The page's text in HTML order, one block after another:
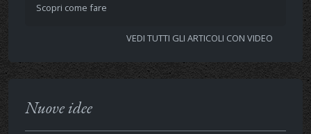
Scopri come fare
VEDI TUTTI GLI ARTICOLI CON VIDEO
Nuove idee